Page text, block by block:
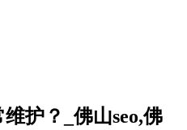
护？_佛山seo,佛